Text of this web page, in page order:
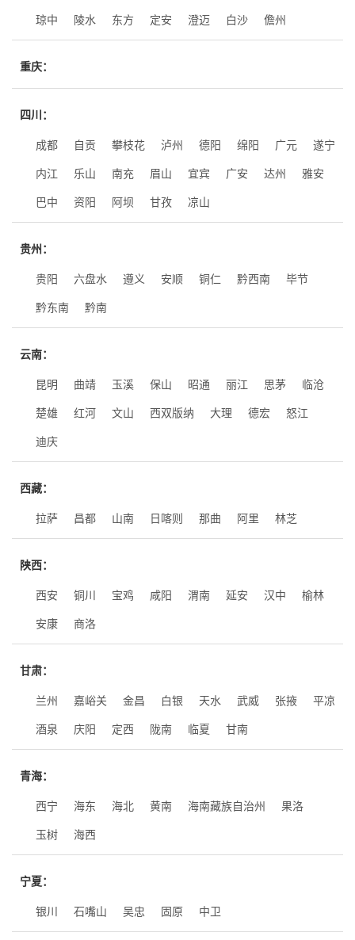
琼中
陵水 东方 定安 澄迈 白沙 儋州
重庆：
四川：
成都
自贡 攀枝花 泸州 德阳 绵阳 广元
遂宁
内江
乐山 南充 眉山 宜宾 广安 达州
雅安
巴中
资阳 阿坝 甘孜 凉山
贵州：
贵阳
六盘水 遵义 安顺 铜仁 黔西南
毕节
黔东南
黔南
云南：
昆明
曲靖 玉溪 保山 昭通 丽江 思茅
临沧
楚雄
红河 文山 西双版纳 大理 德宏
怒江
迪庆
西藏：
拉萨
昌都 山南 日喀则 那曲 阿里 林芝
陕西：
西安
铜川 宝鸡 咸阳 渭南 延安 汉中
榆林
安康
商洛
甘肃：
兰州
嘉峪关 金昌 白银 天水 武威 张掖
平凉
酒泉
庆阳 定西 陇南 临夏 甘南
青海：
西宁
海东 海北 黄南 海南藏族自治州
果洛
玉树
海西
宁夏：
银川
石嘴山 吴忠 固原 中卫